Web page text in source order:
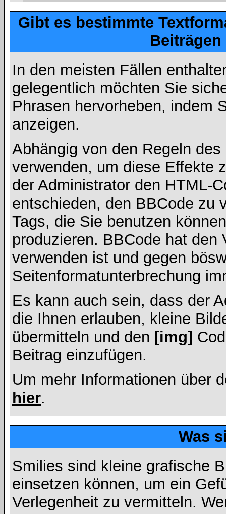
Gibt es bestimmte
In den meisten Fällen
gelegentlich möchten Sie
Phrasen hervorheben, indem
anzeigen.
Abhängig von den Regeln
verwenden, um diese Effekte
der Administrator den HTML-
entschieden, den BBCode zu
Tags, die Sie benutzen
produzieren. BBCode hat
verwenden ist und gegen
Seitenformatunterbrechung
Es kann auch sein, dass der
die Ihnen erlauben, kleine
übermitteln und den [img]
Beitrag einzufügen.
Um mehr Informationen über
hier.
Was
Smilies sind kleine grafische
einsetzen können, um ein
Verlegenheit zu vermitteln.